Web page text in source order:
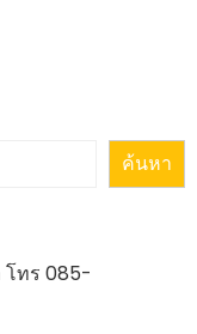
ค้นหา
โทร 085-